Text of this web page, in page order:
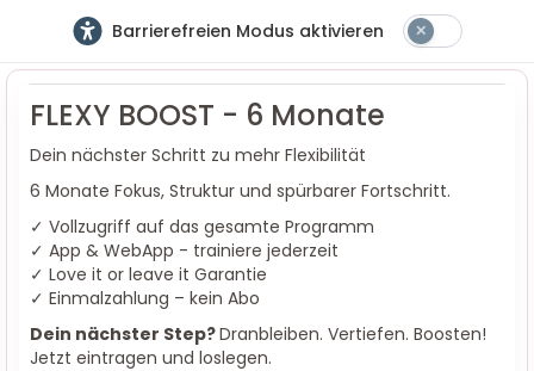
Barrierefreien Modus aktivieren
FLEXY BOOST - 6 Monate
Dein nächster Schritt zu mehr Flexibilität
6 Monate Fokus, Struktur und spürbarer Fortschritt.
✓ Vollzugriff auf das gesamte Programm
✓ App & WebApp - trainiere jederzeit
✓ Love it or leave it Garantie
✓ Einmalzahlung – kein Abo
Dein nächster Step?Dranbleiben. Vertiefen. Boosten!
Jetzt eintragen und loslegen.